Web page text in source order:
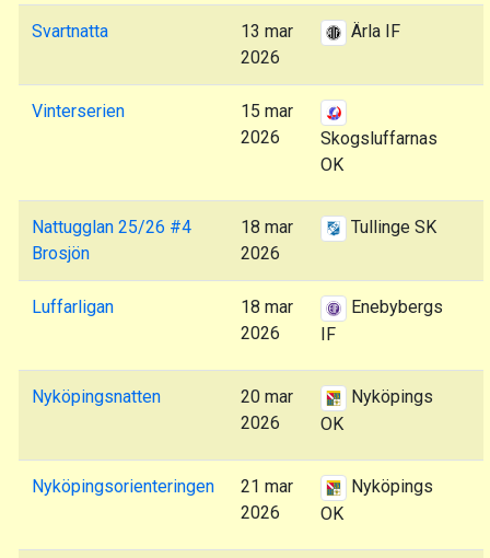
Svartnatta
13 mar
2026
Ärla IF
Vinterserien
15 mar
2026
Skogsluffarnas
OK
Nattugglan 25/26 #4
Brosjön
18 mar
2026
Tullinge SK
Luffarligan
18 mar
2026
Enebybergs
IF
Nyköpingsnatten
20 mar
2026
Nyköpings
OK
Nyköpingsorienteringen
21 mar
2026
Nyköpings
OK